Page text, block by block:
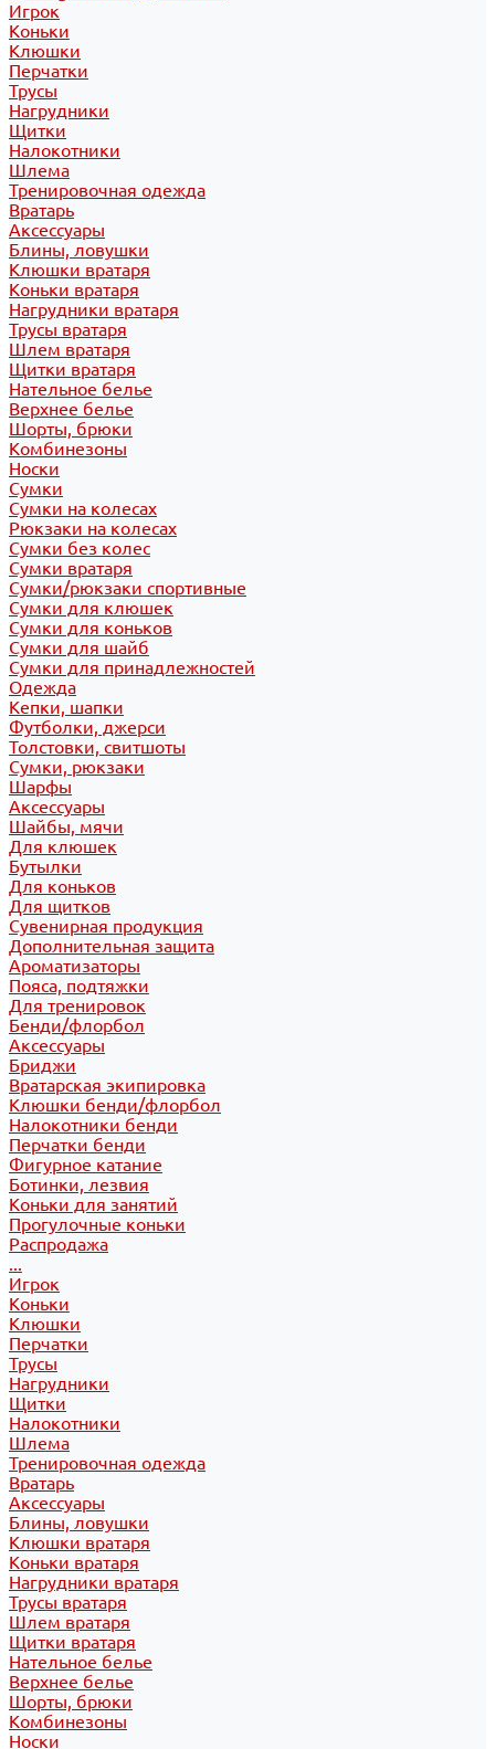
Игрок
Коньки
Клюшки
Перчатки
Трусы
Нагрудники
Щитки
Налокотники
Шлема
Тренировочная одежда
Вратарь
Аксессуары
Блины, ловушки
Клюшки вратаря
Коньки вратаря
Нагрудники вратаря
Трусы вратаря
Шлем вратаря
Щитки вратаря
Нательное белье
Верхнее белье
Шорты, брюки
Комбинезоны
Носки
Сумки
Сумки на колесах
Рюкзаки на колесах
Сумки без колес
Сумки вратаря
Сумки/рюкзаки спортивные
Сумки для клюшек
Сумки для коньков
Сумки для шайб
Сумки для принадлежностей
Одежда
Кепки, шапки
Футболки, джерси
Толстовки, свитшоты
Сумки, рюкзаки
Шарфы
Аксессуары
Шайбы, мячи
Для клюшек
Бутылки
Для коньков
Для щитков
Сувенирная продукция
Дополнительная защита
Ароматизаторы
Пояса, подтяжки
Для тренировок
Бенди/флорбол
Аксессуары
Бриджи
Вратарская экипировка
Клюшки бенди/флорбол
Налокотники бенди
Перчатки бенди
Фигурное катание
Ботинки, лезвия
Коньки для занятий
Прогулочные коньки
Распродажа
...
Игрок
Коньки
Клюшки
Перчатки
Трусы
Нагрудники
Щитки
Налокотники
Шлема
Тренировочная одежда
Вратарь
Аксессуары
Блины, ловушки
Клюшки вратаря
Коньки вратаря
Нагрудники вратаря
Трусы вратаря
Шлем вратаря
Щитки вратаря
Нательное белье
Верхнее белье
Шорты, брюки
Комбинезоны
Носки